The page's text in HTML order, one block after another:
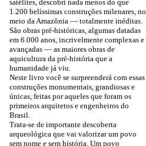
satélites, descobri nada menos do que
1.200 belíssimas construções milenares, no
meio da Amazônia — totalmente inéditas.
São obras pré-históricas, algumas datadas
em 6.000 anos, incrivelmente complexas e
avançadas — as maiores obras de
aquicultura da pré-história que a
humanidade já viu.
Neste livro você se surpreenderá com essas
construções monumentais, grandiosas e
únicas, feitas por aqueles que foram os
primeiros arquitetos e engenheiros do
Brasil.
Trata-se de importante descoberta
arqueológica que vai valorizar um povo
sem nome e sem história. Um povo